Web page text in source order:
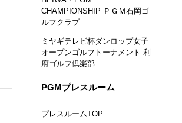
CHAMPIONSHIP ＰＧＭ石岡ゴ
ルフクラブ
ミヤギテレビ杯ダンロップ女子
オープンゴルフトーナメント 利
府ゴルフ倶楽部
PGMプレスルーム
プレスルームTOP